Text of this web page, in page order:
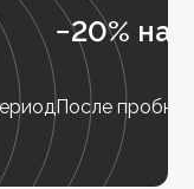
−20% на
После